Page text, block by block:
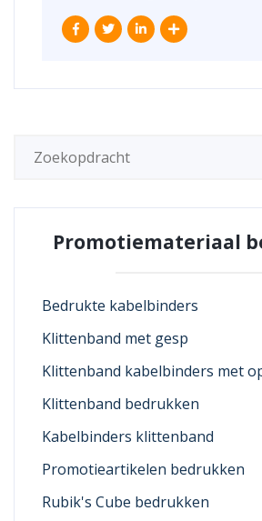
Promotiemateriaal
Bedrukte kabelbinders
Klittenband met gesp
Klittenband kabelbinders met
Klittenband bedrukken
Kabelbinders klittenband
Promotieartikelen bedrukken
Rubik's Cube bedrukken